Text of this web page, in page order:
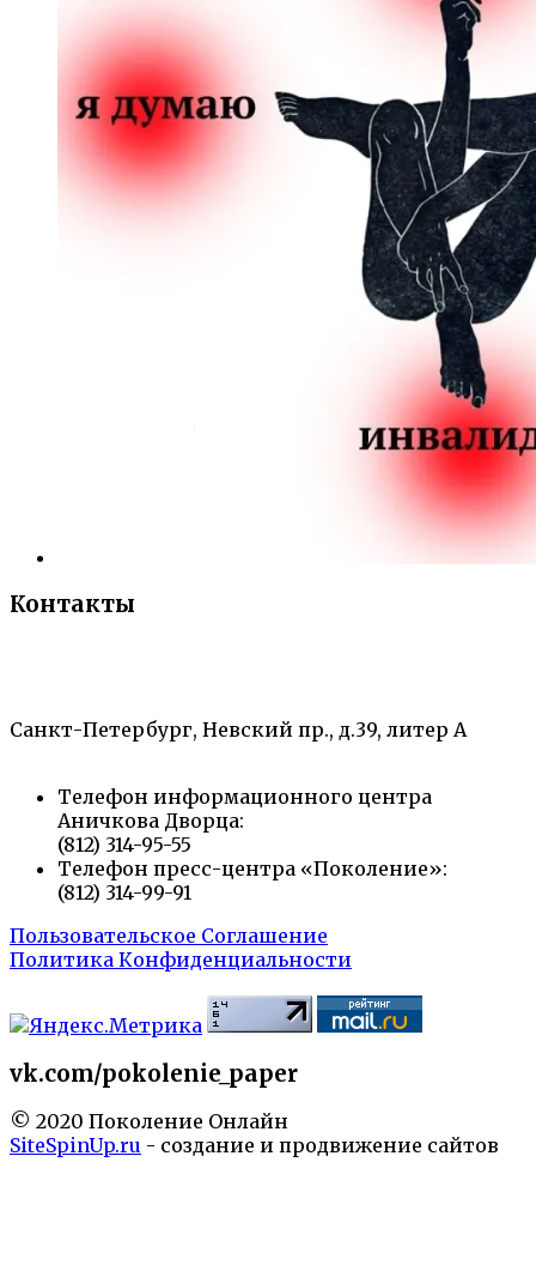
Контакты
Санкт-Петербург, Невский пр., д.39, литер А
Телефон информационного центра
Аничкова Дворца:
(812) 314-95-55
Телефон пресс-центра «Поколение»:
(812) 314-99-91
Пользовательское Соглашение
Политика Конфиденциальности
vk.com/pokolenie_paper
© 2020 Поколение Онлайн
SiteSpinUp.ru - создание и продвижение сайтов